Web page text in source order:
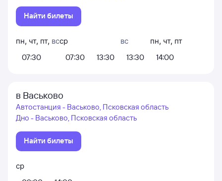
Найти билеты
пн, чт, пт, вс
07:30
ср
07:30
13:30
вс
13:30
пн, чт, пт
14:00
в Васьково
Автостанция - Васьково, Псковская область
Дно - Васьково, Псковская область
Найти билеты
ср